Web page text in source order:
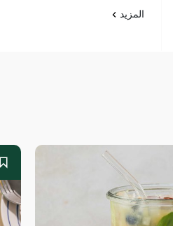
المزيد